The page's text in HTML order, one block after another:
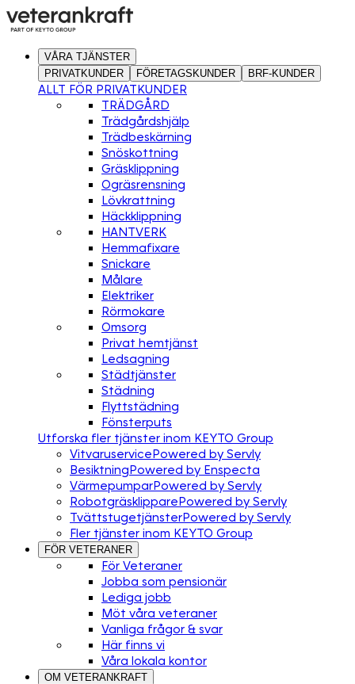
VÅRA TJÄNSTER
PRIVATKUNDER
FÖRETAGSKUNDER BRF-KUNDER
ALLT FÖR PRIVATKUNDER
TRÄDGÅRD
Trädgårdshjälp
Trädbeskärning
Snöskottning
Gräsklippning
Ogräsrensning
Lövkrattning
Häckklippning
HANTVERK
Hemmafixare
Snickare
Målare
Elektriker
Rörmokare
Omsorg
Privat hemtjänst
Ledsagning
Städtjänster
Städning
Flyttstädning
Fönsterputs
Utforska fler tjänster inom KEYTO Group
VitvaruservicePowered by Servly
BesiktningPowered by Enspecta
VärmepumparPowered by Servly
RobotgräsklipparePowered by Servly
TvättstugetjänsterPowered by Servly
Fler tjänster inom KEYTO Group
FÖR VETERANER
För Veteraner
Jobba som pensionär
Lediga jobb
Möt våra veteraner
Vanliga frågor & svar
Här finns vi
Våra lokala kontor
OM VETERANKRAFT